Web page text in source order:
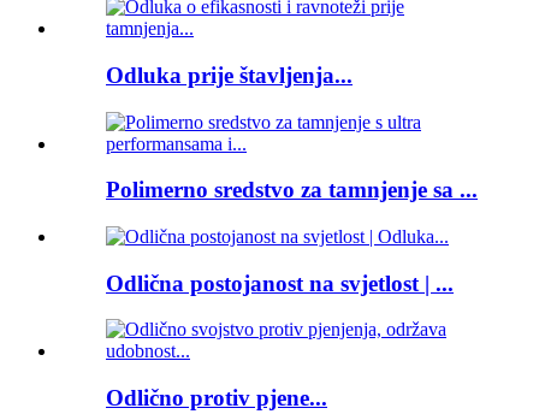
Odluka prije štavljenja...
Polimerno sredstvo za tamnjenje sa ...
Odlična postojanost na svjetlost | ...
Odlično protiv pjene...